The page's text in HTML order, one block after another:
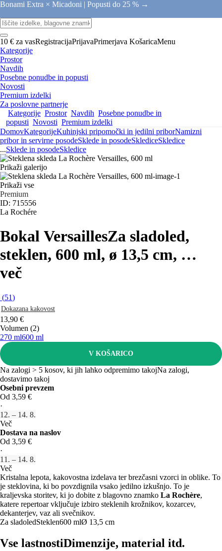
Bonami Extra × Micadoni | Popusti do 25 % →
10 € za vasRegistracijaPrijavaPrimerjava KošaricaMenu
Kategorije
Prostor
Navdih
Posebne ponudbe in popusti
Novosti
Premium izdelki
Za poslovne partnerje
Kategorije Prostor Navdih Posebne ponudbe in
popusti Novosti Premium izdelki
DomovKategorijeKuhinjski pripomočki in jedilni priborNamizni
pribor in servirne posodeSklede in posodeSklediceSkledice
...Sklede in posodeSkledice
Prikaži galerijo
Prikaži vse
Premium
ID: 715556
La Rochére
Bokal VersaillesZa sladoled,
steklen, 600 ml, ø 13,5 cm, …
več
(51)
Dokazana kakovost
13,90 €
Volumen (2)
270 ml600 ml
V KOŠARICO
Na zalogi > 5 kosov, ki jih lahko odpremimo takojNa zalogi,
dostavimo takoj
Osebni prevzem
Od 3,59 €
·
12. – 14. 8.
Več
Dostava na naslov
Od 3,59 €
·
11. – 14. 8.
Več
Kristalna lepota, kakovostna izdelava ter brezčasni vzorci in oblike. To
je steklovina, ki bo povzdignila vsako jedilno izkušnjo. To je
kraljevska storitev, ki jo dobite z blagovno znamko La Rochère,
katere repertoar vključuje izbiro steklenih krožnikov, kozarcev,
dekanterjev, vaz ali svečnikov.
Za sladoledSteklen600 mlØ 13,5 cm
Vse lastnostiDimenzije, material itd.